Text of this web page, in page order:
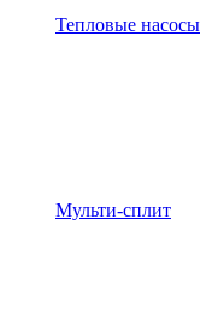
Тепловые насосы
Мульти-сплит